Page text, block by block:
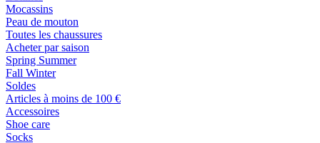
Mocassins
Peau de mouton
Toutes les chaussures
Acheter par saison
Spring Summer
Fall Winter
Soldes
Articles à moins de 100 €
Accessoires
Shoe care
Socks